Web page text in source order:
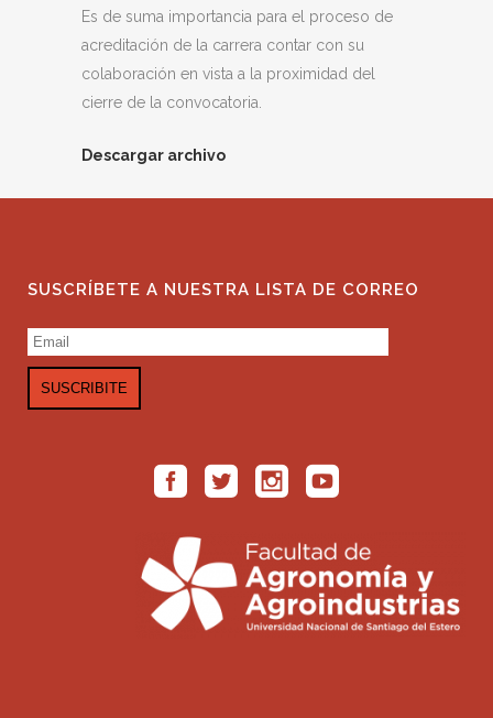
Es de suma importancia para el proceso de
acreditación de la carrera contar con su
colaboración en vista a la proximidad del
cierre de la convocatoria.
Descargar archivo
SUSCRÍBETE A NUESTRA LISTA DE CORREO